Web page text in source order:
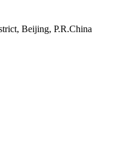
Beijing, P.R.China